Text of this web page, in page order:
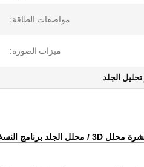
مواصفات الطاقة:
ميزات الصورة:
الجلد